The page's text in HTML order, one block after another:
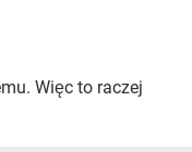
Więc to raczej